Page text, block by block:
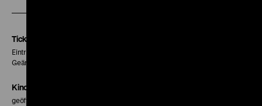
Tickets
Eintritt 5 €
Geänderte Preise sind im Programm vermerkt.
Kinokasse
geöffnet 30 Minuten vor Beginn der ersten Vorstellung